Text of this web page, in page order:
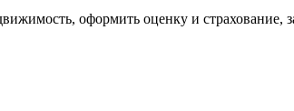
оформить оценку и страхование,